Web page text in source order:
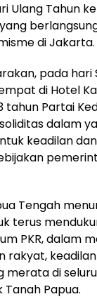
Ulang Tahun
di Jakarta.
pada hari
di Hotel
tahun Partai
dalam
keadilan
Tengah
terus
PKR, dalam
rakyat,
merata di
Papua.